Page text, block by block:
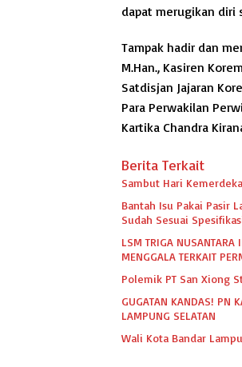
dapat merugikan diri
Tampak hadir dan
M.Han., Kasiren
Satdisjan Jajaran
Para Perwakilan
Kartika Chandra
Berita Terkait
Sambut Hari
Bantah Isu Pakai Pasir
Sudah Sesuai
LSM TRIGA NUSANTARA
MENGGALA TERKAIT
Polemik PT San Xiong
GUGATAN KANDAS! PN
LAMPUNG SELATAN
Wali Kota Bandar